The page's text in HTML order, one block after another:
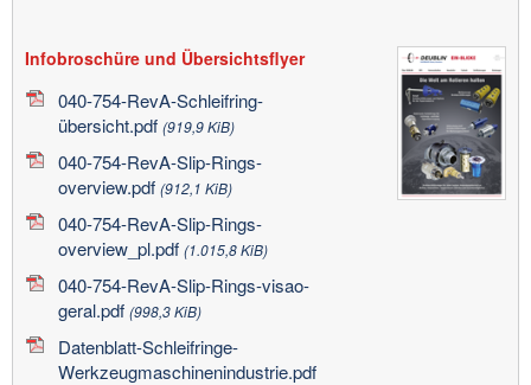
Infobroschüre und Übersichtsflyer
040-754-RevA-Schleifring-
übersicht.pdf (919,9 KiB)
040-754-RevA-Slip-Rings-
overview.pdf (912,1 KiB)
040-754-RevA-Slip-Rings-
overview_pl.pdf (1.015,8 KiB)
040-754-RevA-Slip-Rings-visao-
geral.pdf (998,3 KiB)
Datenblatt-Schleifringe-
Werkzeugmaschinenindustrie.pdf